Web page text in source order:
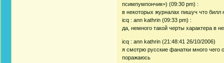
псимпумпончик=) (09:30 pm) :
в некоторых журналах пишуч что билл
icq : ann kathrin (09:33 pm) :
да, немного такой черты характера в
icq : ann kathrin (21:48:41 26/10/2006)
я смотрю русские фанатки много чего
поражаюсь